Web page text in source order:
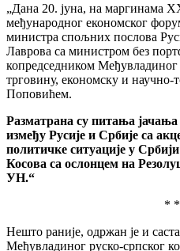
„Дана 20. јуна, на маргинама
међународног економског
министра спољних послова
Лаврова са министром без
копредседником Међувладиног
трговину, економску и
Поповићем.
Разматрана су питања
између Русије и Србије са
политичке ситуације у
Косова са ослонцем на
УН.“
*
Нешто раније, одржан је и
Међувладиног руско-српског